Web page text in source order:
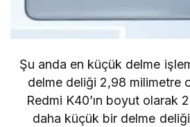
Şu anda en küçük delme
delme deliği 2,98 milimetre
Redmi K40’ın boyut olarak
daha küçük bir delme